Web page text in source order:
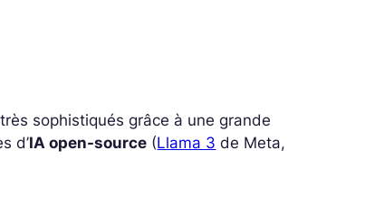
sophistiqués grâce à une grande
d’IA open-source (Llama 3 de Meta,